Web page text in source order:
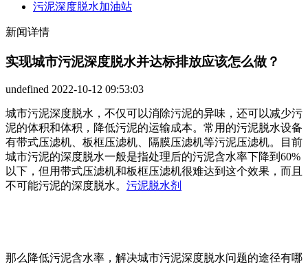
污泥深度脱水加油站
新闻详情
实现城市污泥深度脱水并达标排放应该怎么做？
undefined 2022-10-12 09:53:03
城市污泥深度脱水，不仅可以消除污泥的异味，还可以减少污
泥的体积和体积，降低污泥的运输成本。常用的污泥脱水设备
有带式压滤机、板框压滤机、隔膜压滤机等污泥压滤机。目前
城市污泥的深度脱水一般是指处理后的污泥含水率下降到60%
以下，但用带式压滤机和板框压滤机很难达到这个效果，而且
不可能污泥的深度脱水。 污泥脱水剂
那么降低污泥含水率，解决城市污泥深度脱水问题的途径有哪